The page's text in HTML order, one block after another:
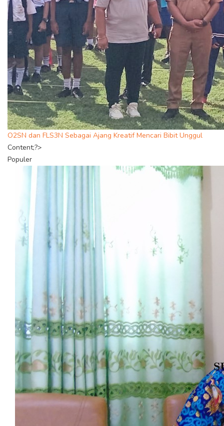
O2SN dan FLS3N Sebagai Ajang Kreatif Mencari Bibit Unggul
Content;?>
Populer